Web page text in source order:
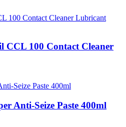
CCL 100 Contact Cleaner
Anti-Seize Paste 400ml